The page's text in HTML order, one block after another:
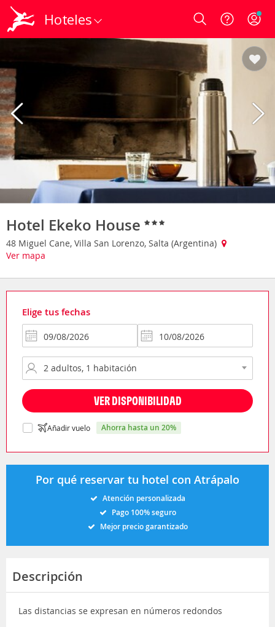
Hoteles Login
Hotel Ekeko House
48 Miguel Cane, Villa San Lorenzo, Salta (Argentina)
Ver mapa
Elige tus fechas
VER DISPONIBILIDAD
Añadir vuelo ahorra hasta un 20%
Por qué reservar tu hotel con Atrápalo
Atención personalizada
Pago 100% seguro
Mejor precio garantizado
Descripción
Las distancias se expresan en números redondos